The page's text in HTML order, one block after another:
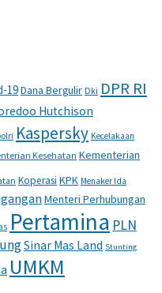
19Dana Bergulir Dki DPR RI
Hutchison
Kaspersky Kecelakaan
Kesehatan Kementerian
Koperasi KPK Menaker Ida
Menteri Perhubungan
Pertamina PLN
Sinar Mas Land Stunting
UMKM